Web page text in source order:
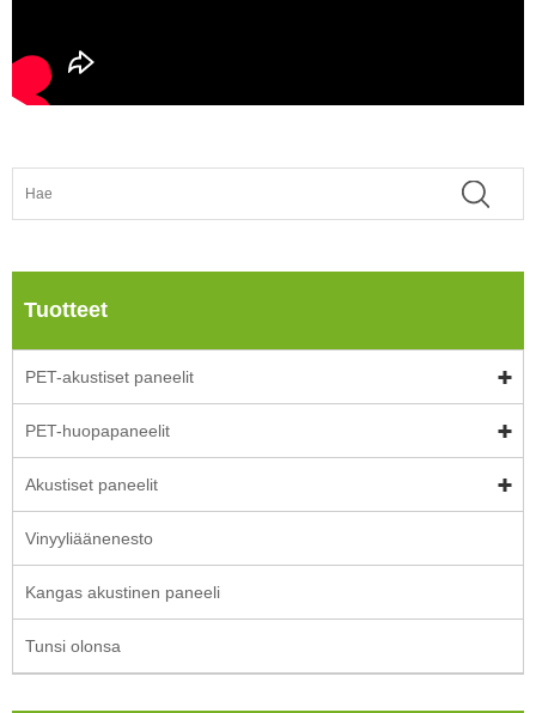
Tuotteet
PET-akustiset paneelit
PET-huopapaneelit
Akustiset paneelit
Vinyyliäänenesto
Kangas akustinen paneeli
Tunsi olonsa